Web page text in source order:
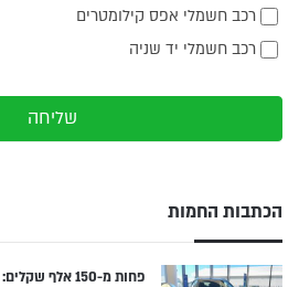
רכב חשמלי אפס קילומטרים
רכב חשמלי יד שניה
שליחה
הכתבות החמות
פחות מ-150 אלף שקלים: BYD אטו 2 בישראל